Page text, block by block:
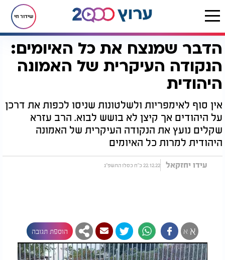
שידור חי
דף הבית יהדות לקראת שבת
הדבר שמנצח את כל האיומים:
הנקודה העיקרית של האמונה
היהודית
אין סוף לאימפריות ולשלטונות שניסו לכפות את דרכן
על היהודים אך קיצן לא בושש לבוא. הרב עזרא
שקלים נועץ את הנקודה העיקרית של האמונה
היהודית למרות כל האיומים
עידו יחזקאל 22.12.22 כ"ח כסלו התשפ"ג
א א הוספת תגובה